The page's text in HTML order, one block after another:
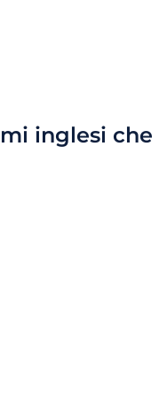
inglesi che